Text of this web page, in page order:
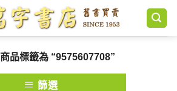
商品標籤為 “9575607708”
篩選